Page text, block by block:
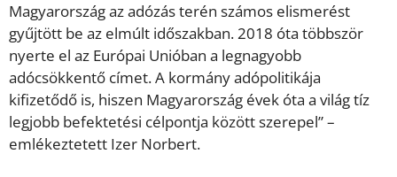
Magyarország az adózás terén számos elismerést
gyűjtött be az elmúlt időszakban. 2018 óta többször
nyerte el az Európai Unióban a legnagyobb
adócsökkentő címet. A kormány adópolitikája
kifizetődő is, hiszen Magyarország évek óta a világ tíz
legjobb befektetési célpontja között szerepel” –
emlékeztetett Izer Norbert.